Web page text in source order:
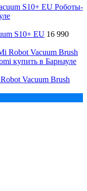
S10+ EU 16 990
Vacuum Brush